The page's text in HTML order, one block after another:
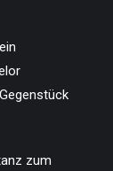
zum